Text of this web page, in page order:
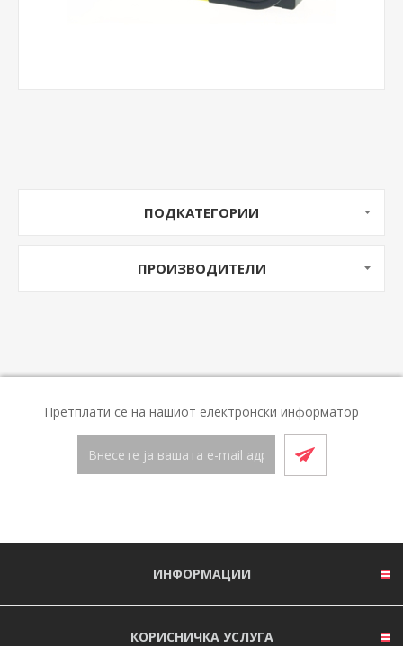
ПОДКАТЕГОРИИ
ПРОИЗВОДИТЕЛИ
Претплати се на нашиот електронски информатор
ИНФОРМАЦИИ
КОРИСНИЧКА УСЛУГА